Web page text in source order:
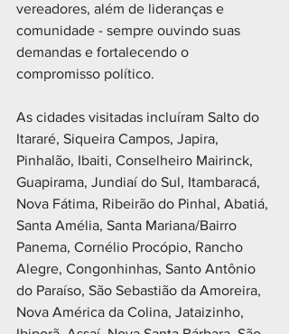
vereadores, além de lideranças e
comunidade - sempre ouvindo suas
demandas e fortalecendo o
compromisso político.
As cidades visitadas incluíram Salto do
Itararé, Siqueira Campos, Japira,
Pinhalão, Ibaiti, Conselheiro Mairinck,
Guapirama, Jundiaí do Sul, Itambaracá,
Nova Fátima, Ribeirão do Pinhal, Abatiá,
Santa Amélia, Santa Mariana/Bairro
Panema, Cornélio Procópio, Rancho
Alegre, Congonhinhas, Santo Antônio
do Paraíso, São Sebastião da Amoreira,
Nova América da Colina, Jataizinho,